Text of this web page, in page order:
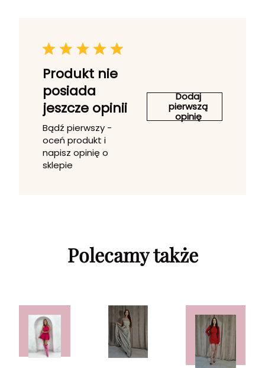
Produkt nie
posiada
jeszcze opinii
Bądź pierwszy -
oceń produkt i
napisz opinię o
sklepie
Dodaj
pierwszą
opinię
Polecamy także